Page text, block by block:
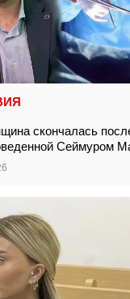
скончалась
Сеймуром